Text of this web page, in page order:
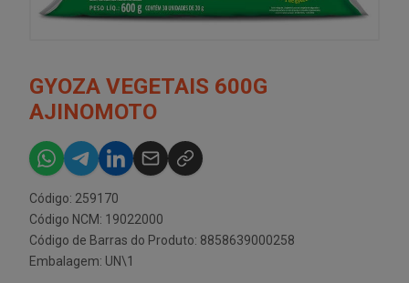
GYOZA VEGETAIS 600G
AJINOMOTO
Código: 259170
Código NCM: 19022000
Código de Barras do Produto: 8858639000258
Embalagem: UN\1